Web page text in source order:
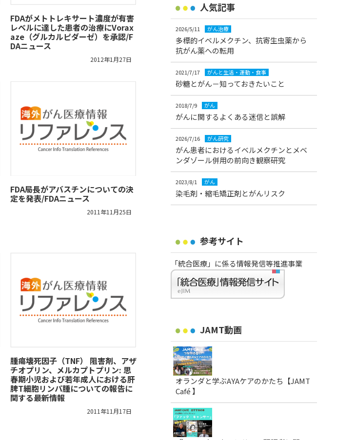
FDAがメトトレキサート濃度が有害
レベルに達した患者の治療にVorax
aze（グルカルピダーゼ）を承認/F
DAニュース
2012年1月27日
FDA局長がアバスチンについての決
定を発表/FDAニュース
2011年11月25日
腫瘍壊死因子（TNF） 阻害剤、アザ
チオプリン、メルカプトプリン: 思
春期小児および若年成人における肝
脾T細胞リンパ腫についての報告に
関する最新情報
2011年11月17日
人気記事
2026/5/11 がん治療
多標的イベルメクチン、抗寄生虫薬から
抗がん薬への転用
2021/7/17 がんと生活・運動・食事
砂糖とがん－知っておきたいこと
2018/7/9 がん
がんに関するよくある迷信と誤解
2026/7/16 がん研究
がん患者におけるイベルメクチンとメベ
ンダゾール併用の前向き観察研究
2023/8/1 がん
染毛剤・縮毛矯正剤とがんリスク
参考サイト
「統合医療」に係る情報発信等推進事業
JAMT動画
オランダと学ぶAYAケアのかたち【JAMT
Café 】